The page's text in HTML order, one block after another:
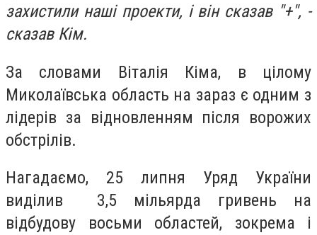
захистили наші проекти, і він сказав "+", -
сказав Кім.
За словами Віталія Кіма, в цілому
Миколаївська область на зараз є одним з
лідерів за відновленням після ворожих
обстрілів.
Нагадаємо, 25 липня Уряд України
виділив 3,5 мільярда гривень на
відбудову восьми областей, зокрема і